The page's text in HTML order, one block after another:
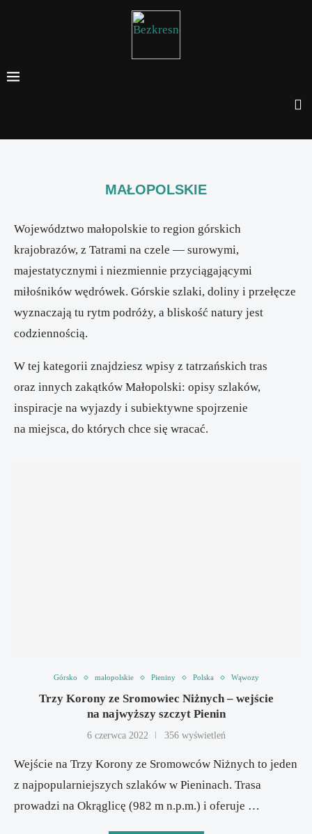
MAŁOPOLSKIE
Województwo małopolskie to region górskich
krajobrazów, z Tatrami na czele — surowymi,
majestatycznymi i niezmiennie przyciągającymi
miłośników wędrówek. Górskie szlaki, doliny i przełęcze
wyznaczają tu rytm podróży, a bliskość natury jest
codziennością.
W tej kategorii znajdziesz wpisy z tatrzańskich tras
oraz innych zakątków Małopolski: opisy szlaków,
inspiracje na wyjazdy i subiektywne spojrzenie
na miejsca, do których chce się wracać.
Górsko małopolskie Pieniny Polska Wąwozy
Trzy Korony ze Sromowiec Niżnych – wejście
na najwyższy szczyt Pienin
6 czerwca 2022 356 wyświetleń
Wejście na Trzy Korony ze Sromowców Niżnych to jeden
z najpopularniejszych szlaków w Pieninach. Trasa
prowadzi na Okrąglicę (982 m n.p.m.) i oferuje …